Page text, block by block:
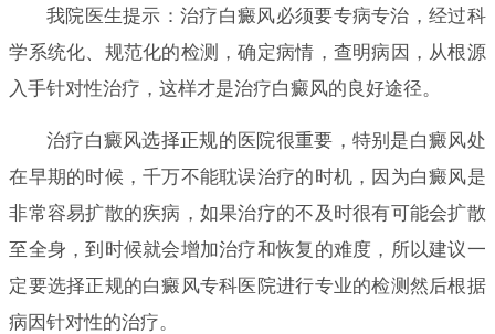
我院医生提示：治疗白癜风必须要专病专治，经过科
学系统化、规范化的检测，确定病情，查明病因，从根源
入手针对性治疗，这样才是治疗白癜风的良好途径。
治疗白癜风选择正规的医院很重要，特别是白癜风处
在早期的时候，千万不能耽误治疗的时机，因为白癜风是
非常容易扩散的疾病，如果治疗的不及时很有可能会扩散
至全身，到时候就会增加治疗和恢复的难度，所以建议一
定要选择正规的白癜风专科医院进行专业的检测然后根据
病因针对性的治疗。